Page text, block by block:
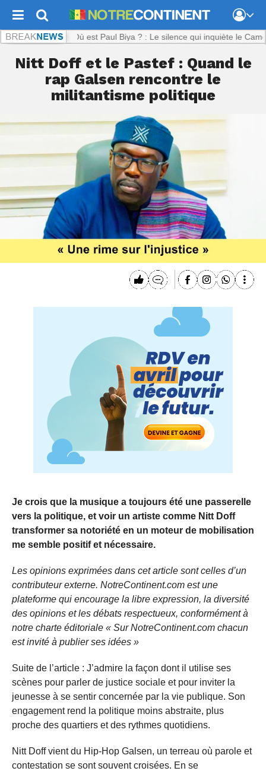
: Où est Paul Biya ? : Le silence qui inquiète le Cameroun
Nitt Doff et le Pastef : Quand le
rap Galsen rencontre le
militantisme politique
Je crois que la musique a toujours été une passerelle
vers la politique, et voir un artiste comme Nitt Doff
transformer sa notoriété en un moteur de mobilisation
me semble positif et nécessaire.
Les opinions exprimées dans cet article sont celles d’un
contributeur externe. NotreContinent.com est une
plateforme qui encourage la libre expression, la diversité
des opinions et les débats respectueux, conformément à
notre charte éditoriale « Sur NotreContinent.com chacun
est invité à publier ses idées »
Suite de l’article : J’admire la façon dont il utilise ses
scènes pour parler de justice sociale et pour inviter la
jeunesse à se sentir concernée par la vie publique. Son
engagement rend la politique moins abstraite, plus
proche des quartiers et des rythmes quotidiens.
Nitt Doff vient du Hip-Hop Galsen, un terreau où parole et
contestation se sont souvent croisées. En se